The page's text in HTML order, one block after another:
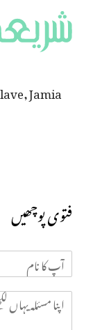
Jamia
فتوی پوچھیں